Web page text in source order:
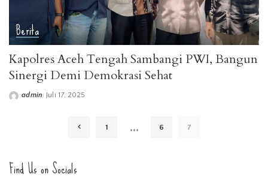
Berita
Kapolres Aceh Tengah Sambangi PWI, Bangun
Sinergi Demi Demokrasi Sehat
Posted
admin Juli 17, 2025
1 … 6 7
Find Us on Socials